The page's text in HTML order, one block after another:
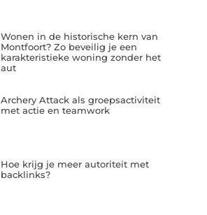
Wonen in de historische kern van
Montfoort? Zo beveilig je een
karakteristieke woning zonder het
aut
Archery Attack als groepsactiviteit
met actie en teamwork
Hoe krijg je meer autoriteit met
backlinks?